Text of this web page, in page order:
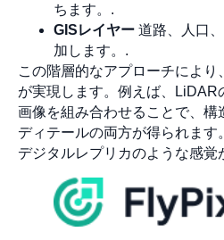
ちます。.
GISレイヤー 道路、人口
加します。.
この階層的なアプローチによ
が実現します。例えば、LiDAR
画像を組み合わせることで、構
ディテールの両方が得られま
デジタルレプリカのような感覚